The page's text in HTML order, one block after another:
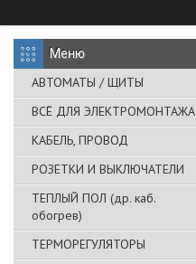
АВТОМАТЫ / ЩИТЫ
ВСЁ ДЛЯ ЭЛЕКТРОМОНТАЖА
КАБЕЛЬ, ПРОВОД
РОЗЕТКИ И ВЫКЛЮЧАТЕЛИ
ТЕПЛЫЙ ПОЛ (др. каб.
обогрев)
ТЕРМОРЕГУЛЯТОРЫ